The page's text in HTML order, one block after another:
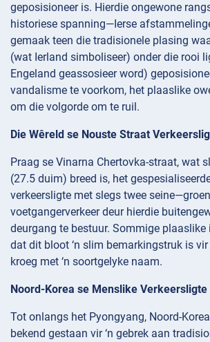
geposisioneer is. Hierdie ongewone
historiese spanning—Ierse
gemaak teen die tradisionele plasing
(wat Ierland simboliseer) onder die rooi
Engeland geassosieer word)
vandalisme te voorkom, het plaaslike
om die volgorde om te ruil.
Die Wêreld se Nouste Straat Verkeerslig
Praag se Vinarna Chertovka-straat, wat
(27.5 duim) breed is, het
verkeersligte met slegs twee
voetgangerverkeer deur hierdie
deurgang te bestuur. Sommige plaaslike
dat dit bloot ‘n slim bemarkingstruk is
kroeg met ‘n soortgelyke naam.
Noord-Korea se Menslike Verkeersligte
Tot onlangs het Pyongyang, Noord-
bekend gestaan vir ‘n gebrek aan